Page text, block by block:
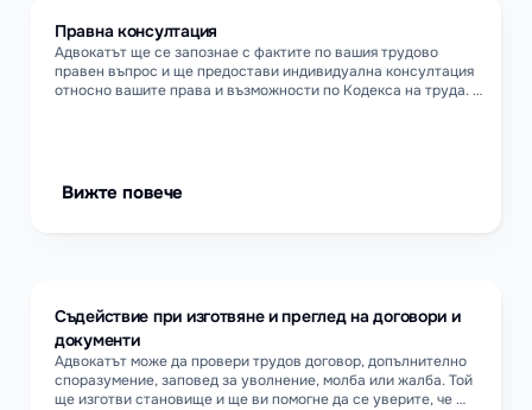
Адвокатът ще се запознае с фактите по вашия трудово
правен въпрос и ще предостави индивидуална консултация
относно вашите права и възможности по Кодекса на труда.
Вижте повече
Съдействие при изготвяне и преглед на договори и
документи
Адвокатът може да провери трудов договор, допълнително
споразумение, заповед за уволнение, молба или жалба. Той
ще изготви становище и ще ви помогне да се уверите, че